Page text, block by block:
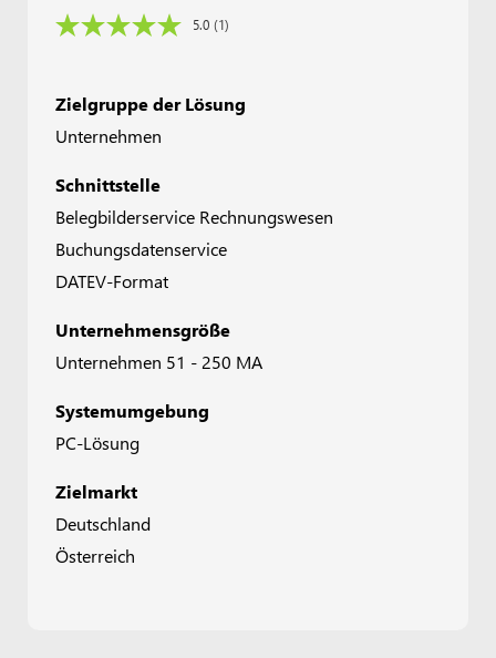
5.0 (1)
Zielgruppe der Lösung
Unternehmen
Schnittstelle
Belegbilderservice Rechnungswesen
Buchungsdatenservice
DATEV-Format
Unternehmensgröße
Unternehmen 51 - 250 MA
Systemumgebung
PC-Lösung
Zielmarkt
Deutschland
Österreich